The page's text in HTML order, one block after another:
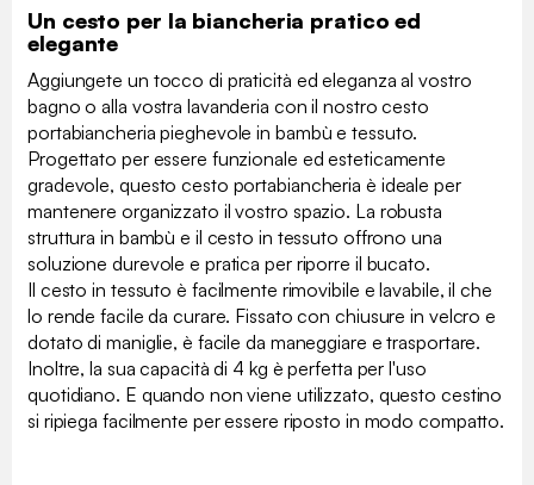
Un cesto per la biancheria pratico ed
elegante
Aggiungete un tocco di praticità ed eleganza al vostro
bagno o alla vostra lavanderia con il nostro cesto
portabiancheria pieghevole in bambù e tessuto.
Progettato per essere funzionale ed esteticamente
gradevole, questo cesto portabiancheria è ideale per
mantenere organizzato il vostro spazio. La robusta
struttura in bambù e il cesto in tessuto offrono una
soluzione durevole e pratica per riporre il bucato.
Il cesto in tessuto è facilmente rimovibile e lavabile, il che
lo rende facile da curare. Fissato con chiusure in velcro e
dotato di maniglie, è facile da maneggiare e trasportare.
Inoltre, la sua capacità di 4 kg è perfetta per l'uso
quotidiano. E quando non viene utilizzato, questo cestino
si ripiega facilmente per essere riposto in modo compatto.